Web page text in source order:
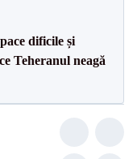
dificile și
Teheranul neagă